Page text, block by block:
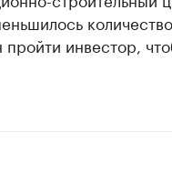
количество
инвестор,